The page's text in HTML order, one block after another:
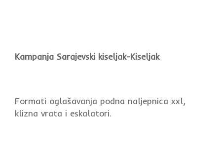
Kampanja Sarajevski kiseljak-Kiseljak
Formati oglašavanja podna naljepnica xxl,
klizna vrata i eskalatori.